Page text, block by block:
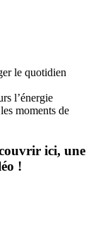
plus bas
le quotidien
l’énergie
moments de
ici, une
!